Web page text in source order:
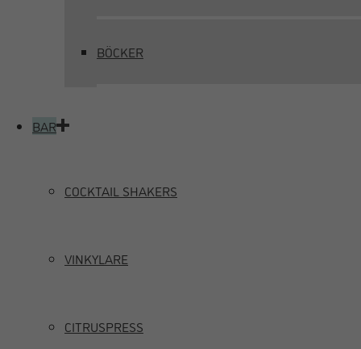
BÖCKER
BAR
COCKTAIL SHAKERS
VINKYLARE
CITRUSPRESS